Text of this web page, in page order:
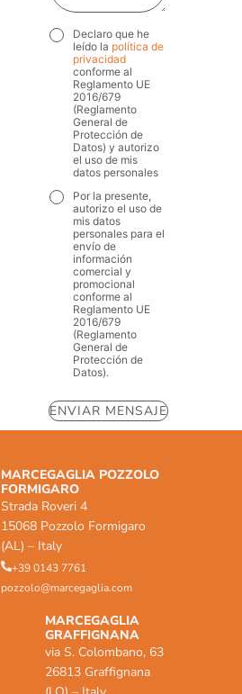
Privacy*
Declaro que he
leído la política de
privacidad
conforme al
Reglamento UE
2016/679
(Reglamento
General de
Protección de
Datos) y autorizo
el uso de mis
datos personales
Marketing
Por la presente,
autorizo el uso de
mis datos
personales para el
envío de
información
comercial y
promocional
conforme al
Reglamento UE
2016/679
(Reglamento
General de
Protección de
Datos).
MARCEGAGLIA POZZOLO
FORMIGARO
Strada Roveri 4
15068 Pozzolo Formigaro
(AL) – Italy
+39 0143 7761
pozzolo@marcegaglia.com
MARCEGAGLIA
GRAFFIGNANA
via S. Colombano, 63
26813 Graffignana